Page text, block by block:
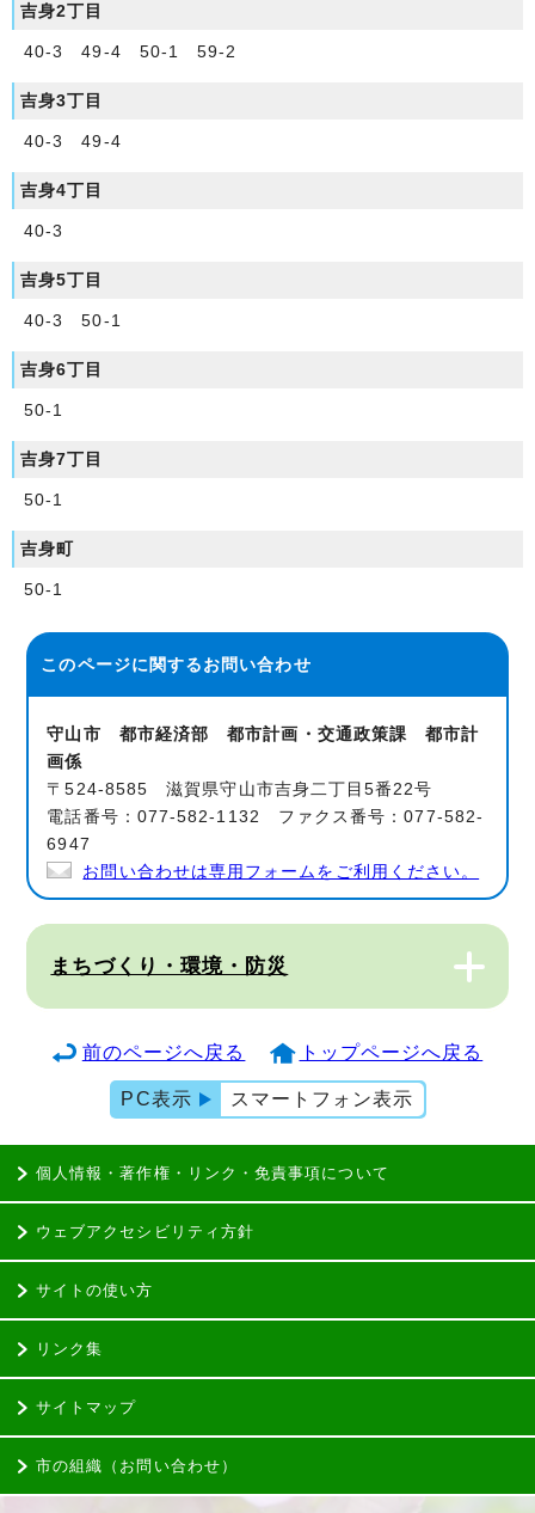
吉身2丁目
40-3 49-4 50-1 59-2
吉身3丁目
40-3 49-4
吉身4丁目
40-3
吉身5丁目
40-3 50-1
吉身6丁目
50-1
吉身7丁目
50-1
吉身町
50-1
このページに関するお問い合わせ
守山市 都市経済部 都市計画・交通政策課 都市計
画係
〒524-8585 滋賀県守山市吉身二丁目5番22号
電話番号：077-582-1132 ファクス番号：077-582-
6947
お問い合わせは専用フォームをご利用ください。
まちづくり・環境・防災
前のページへ戻る トップページへ戻る
PC表示 スマートフォン表示
個人情報・著作権・リンク・免責事項について
ウェブアクセシビリティ方針
サイトの使い方
リンク集
サイトマップ
市の組織（お問い合わせ）